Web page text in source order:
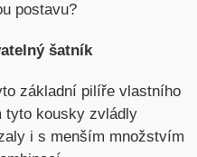
postavu?
šatník
základní pilíře vlastního
tyto kousky zvládly
i s menším množstvím